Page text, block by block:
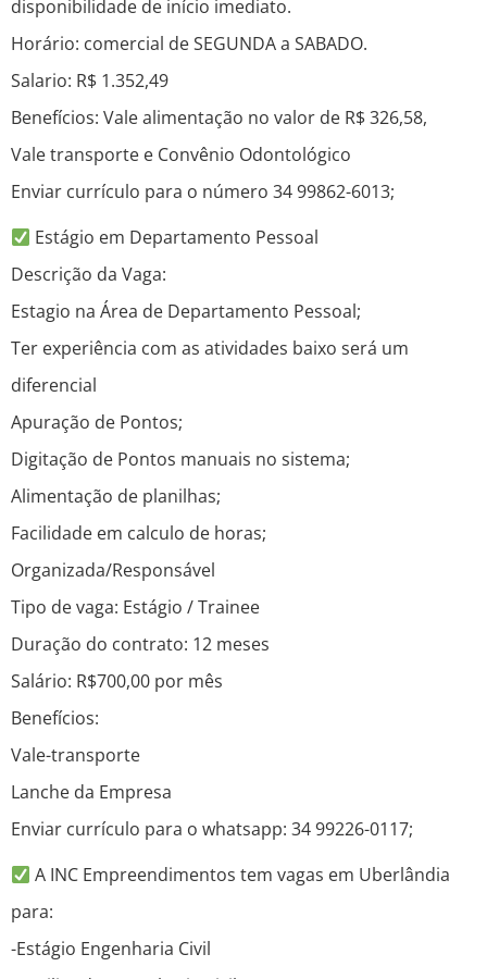
disponibilidade de início imediato.
Horário: comercial de SEGUNDA a SABADO.
Salario: R$ 1.352,49
Benefícios: Vale alimentação no valor de R$ 326,58,
Vale transporte e Convênio Odontológico
Enviar currículo para o número 34 99862-6013;
Estágio em Departamento Pessoal
Descrição da Vaga:
Estagio na Área de Departamento Pessoal;
Ter experiência com as atividades baixo será um
diferencial
Apuração de Pontos;
Digitação de Pontos manuais no sistema;
Alimentação de planilhas;
Facilidade em calculo de horas;
Organizada/Responsável
Tipo de vaga: Estágio / Trainee
Duração do contrato: 12 meses
Salário: R$700,00 por mês
Benefícios:
Vale-transporte
Lanche da Empresa
Enviar currículo para o whatsapp: 34 99226-0117;
A INC Empreendimentos tem vagas em Uberlândia
para:
-Estágio Engenharia Civil